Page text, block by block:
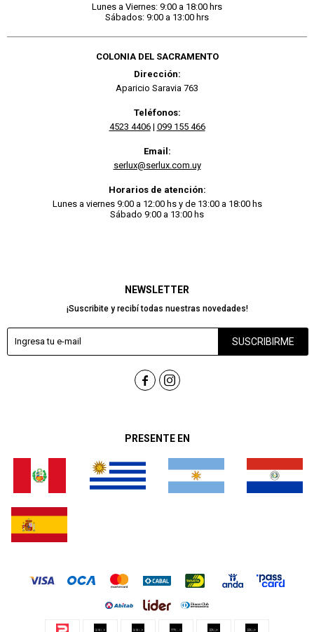
PRESENTE EN
NEWSLETTER
¡Suscribite y recibí todas nuestras novedades!
SUSCRIBIRME
 
Lunes a Viernes: 9:00 a 18:00 hrs
Sábados: 9:00 a 13:00 hrs
COLONIA DEL SACRAMENTO
Dirección:
Aparicio Saravia 763
Teléfonos:
4523 4406| 099 155 466
Email:
serlux@serlux.com.uy
Horarios de atención:
Lunes a viernes 9:00 a 12:00 hs y de 13:00 a 18:00 hs
Sábado 9:00 a 13:00 hs